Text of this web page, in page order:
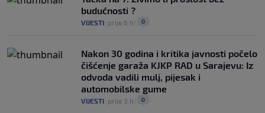
budućnosti ?
VIJESTI prije 6 h 0
Nakon 30 godina i kritika javnosti počelo
čišćenje garaža KJKP RAD u Sarajevu: Iz
odvoda vadili mulj, pijesak i
automobilske gume
VIJESTI prije 3 h 0